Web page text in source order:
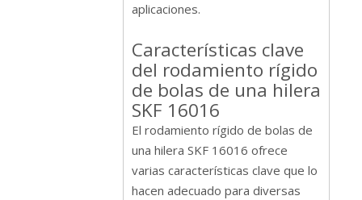
aplicaciones.
Características clave
del rodamiento rígido
de bolas de una hilera
SKF 16016
El rodamiento rígido de bolas de
una hilera SKF 16016 ofrece
varias características clave que lo
hacen adecuado para diversas